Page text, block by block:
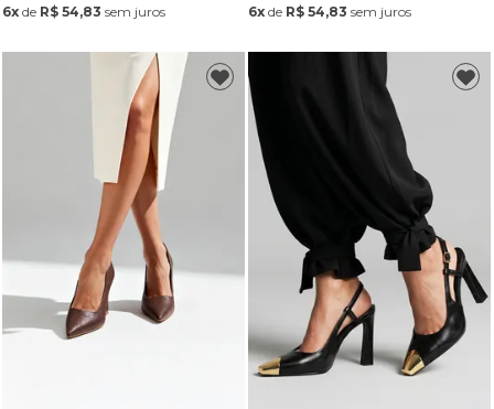
6xde R$ 54,83 sem juros 6x de R$ 54,83 sem juros